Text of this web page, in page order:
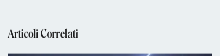
Articoli Correlati